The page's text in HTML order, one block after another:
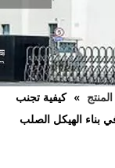
» كيفية تجنب
بناء الهيكل الصلب